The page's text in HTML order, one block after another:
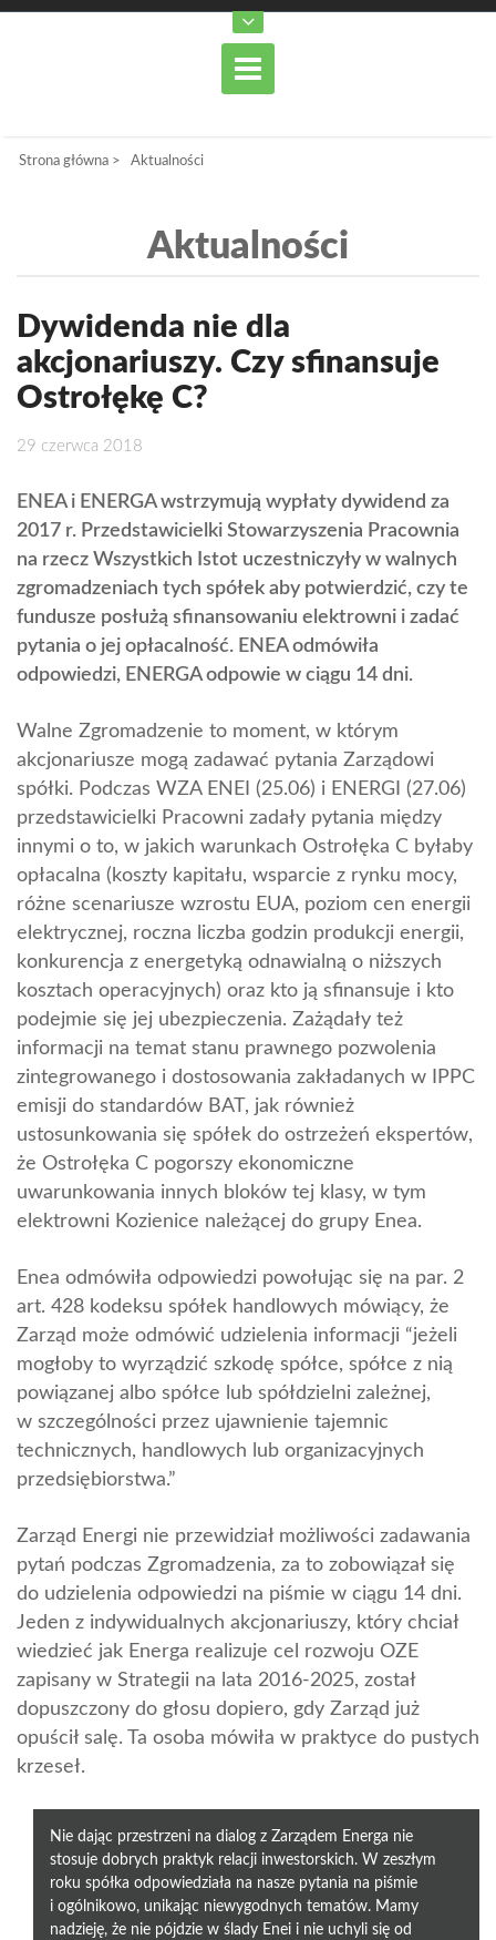
Strona główna > Aktualności
Aktualności
Dywidenda nie dla
akcjonariuszy. Czy sfinansuje
Ostrołękę C?
29 czerwca 2018
ENEA i ENERGA wstrzymują wypłaty dywidend za
2017 r. Przedstawicielki Stowarzyszenia Pracownia
na rzecz Wszystkich Istot uczestniczyły w walnych
zgromadzeniach tych spółek aby potwierdzić, czy te
fundusze posłużą sfinansowaniu elektrowni i zadać
pytania o jej opłacalność. ENEA odmówiła
odpowiedzi, ENERGA odpowie w ciągu 14 dni.
Walne Zgromadzenie to moment, w którym
akcjonariusze mogą zadawać pytania Zarządowi
spółki. Podczas WZA ENEI (25.06) i ENERGI (27.06)
przedstawicielki Pracowni zadały pytania między
innymi o to, w jakich warunkach Ostrołęka C byłaby
opłacalna (koszty kapitału, wsparcie z rynku mocy,
różne scenariusze wzrostu EUA, poziom cen energii
elektrycznej, roczna liczba godzin produkcji energii,
konkurencja z energetyką odnawialną o niższych
kosztach operacyjnych) oraz kto ją sfinansuje i kto
podejmie się jej ubezpieczenia. Zażądały też
informacji na temat stanu prawnego pozwolenia
zintegrowanego i dostosowania zakładanych w IPPC
emisji do standardów BAT, jak również
ustosunkowania się spółek do ostrzeżeń ekspertów,
że Ostrołęka C pogorszy ekonomiczne
uwarunkowania innych bloków tej klasy, w tym
elektrowni Kozienice należącej do grupy Enea.
Enea odmówiła odpowiedzi powołując się na par. 2
art. 428 kodeksu spółek handlowych mówiący, że
Zarząd może odmówić udzielenia informacji “jeżeli
mogłoby to wyrządzić szkodę spółce, spółce z nią
powiązanej albo spółce lub spółdzielni zależnej,
w szczególności przez ujawnienie tajemnic
technicznych, handlowych lub organizacyjnych
przedsiębiorstwa.”
Zarząd Energi nie przewidział możliwości zadawania
pytań podczas Zgromadzenia, za to zobowiązał się
do udzielenia odpowiedzi na piśmie w ciągu 14 dni.
Jeden z indywidualnych akcjonariuszy, który chciał
wiedzieć jak Energa realizuje cel rozwoju OZE
zapisany w Strategii na lata 2016-2025, został
dopuszczony do głosu dopiero, gdy Zarząd już
opuścił salę. Ta osoba mówiła w praktyce do pustych
krzeseł.
Nie dając przestrzeni na dialog z Zarządem Energa nie
stosuje dobrych praktyk relacji inwestorskich. W zeszłym
roku spółka odpowiedziała na nasze pytania na piśmie
i ogólnikowo, unikając niewygodnych tematów. Mamy
nadzieję, że nie pójdzie w ślady Enei i nie uchyli się od